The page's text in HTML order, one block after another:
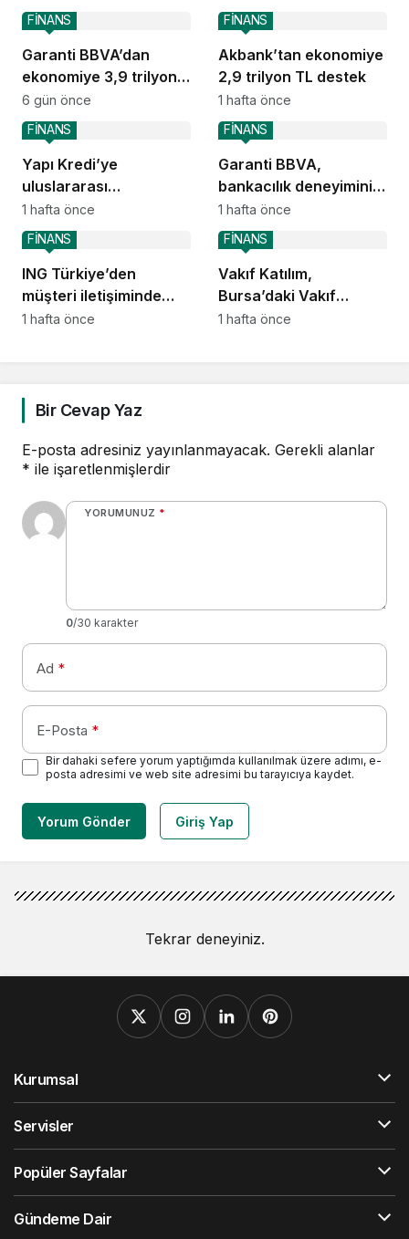
Garanti BBVA’dan
ekonomiye 3,9 trilyon
TL destek
FİNANS
6 gün önce
Akbank’tan ekonomiye
2,9 trilyon TL destek
FİNANS
1 hafta önce
Yapı Kredi’ye
uluslararası
piyasalardan 414
milyon dolarlık yeni
kaynak
FİNANS
1 hafta önce
Garanti BBVA,
bankacılık deneyimini
ChatGPT’ye taşıdı
FİNANS
1 hafta önce
ING Türkiye’den
müşteri iletişiminde
yapay zekâ dönüşümü
FİNANS
1 hafta önce
Vakıf Katılım,
Bursa’daki Vakıf
Mirasını geleceğe
FİNANS
1 hafta önce
Bir Cevap Yaz
E-posta adresiniz yayınlanmayacak. Gerekli alanlar
* ile işaretlenmişlerdir
YORUMUNUZ *
0/30 karakter
Ad *
E-Posta *
Bir dahaki sefere yorum yaptığımda kullanılmak üzere adımı, e-
posta adresimi ve web site adresimi bu tarayıcıya kaydet.
Yorum Gönder Giriş Yap
Tekrar deneyiniz.
Kurumsal
Servisler
Popüler Sayfalar
Gündeme Dair